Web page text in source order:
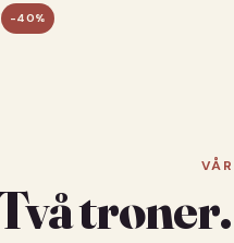
-40%